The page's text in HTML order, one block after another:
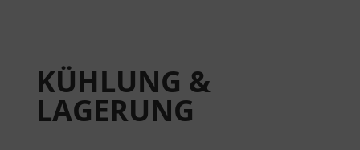
KÜHLUNG &
LAGERUNG